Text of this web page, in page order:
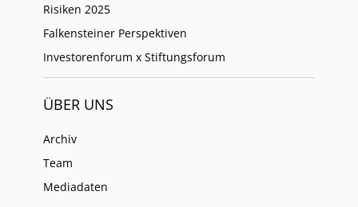
Risiken 2025
Falkensteiner Perspektiven
Investorenforum x Stiftungsforum
ÜBER UNS
Archiv
Team
Mediadaten